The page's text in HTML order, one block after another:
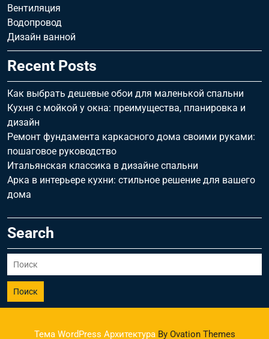
Вентиляция
Водопровод
Дизайн ванной
Recent Posts
Как выбрать дешевые обои для маленькой спальни
Кухня с мойкой у окна: преимущества, планировка и
дизайн
Ремонт фундамента каркасного дома своими руками:
пошаговое руководство
Итальянская классика в дизайне спальни
Арка в интерьере кухни: стильное решение для вашего
дома
Search
Поиск
Тема WordPress АрхитектураBy Ovation Themes